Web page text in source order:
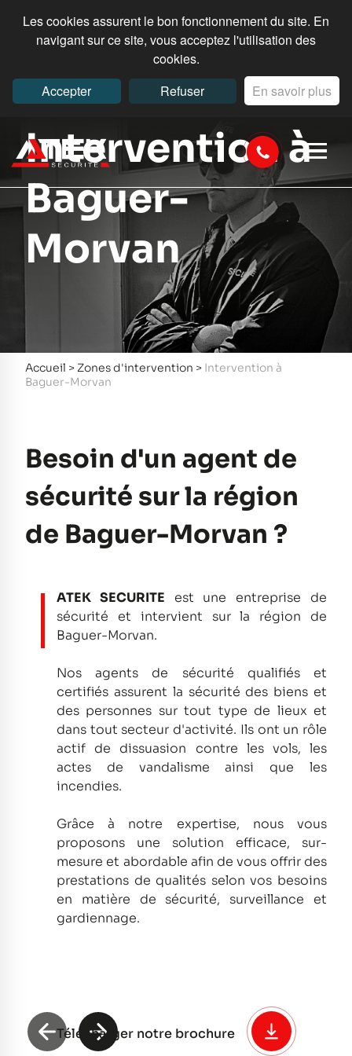
Les cookies assurent le bon fonctionnement du site. En
navigant sur ce site, vous acceptez l'utilisation des
cookies.
Accepter
Refuser En savoir plus
Intervention à
Baguer-
Morvan
Accueil > Zones d'intervention > Intervention à
Baguer-Morvan
Besoin d'un agent de
sécurité sur la région
de Baguer-Morvan ?
ATEK SECURITE est une entreprise de
sécurité et intervient sur la région de
Baguer-Morvan.
Nos agents de sécurité qualifiés et
certifiés assurent la sécurité des biens et
des personnes sur tout type de lieux et
dans tout secteur d'activité. Ils ont un rôle
actif de dissuasion contre les vols, les
actes de vandalisme ainsi que les
incendies.
Grâce à notre expertise, nous vous
proposons une solution efficace, sur-
mesure et abordable afin de vous offrir des
prestations de qualités selon vos besoins
en matière de sécurité, surveillance et
gardiennage.
Télécharger notre brochure